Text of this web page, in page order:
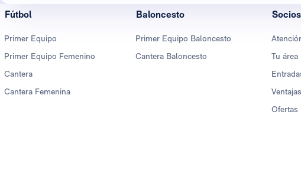
Fútbol
Primer Equipo
Primer Equipo Femenino
Cantera
Cantera Femenina
Baloncesto
Primer Equipo Baloncesto
Cantera Baloncesto
Socios
Tu área
Ofertas